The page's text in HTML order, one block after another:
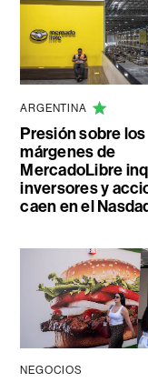
ARGENTINA
Presión sobre los
márgenes de
MercadoLibre
inversores y
caen en el
NEGOCIOS